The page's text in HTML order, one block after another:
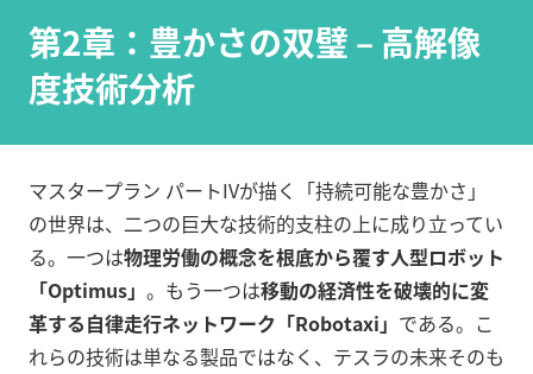
第2章：豊かさの双璧 – 高解像
度技術分析
マスタープラン パートIVが描く「持続可能な豊かさ」
の世界は、二つの巨大な技術的支柱の上に成り立ってい
る。一つは物理労働の概念を根底から覆す人型ロボット
「Optimus」 。もう一つは移動の経済性を破壊的に変
革する自律走行ネットワーク「Robotaxi」 である。こ
れらの技術は単なる製品ではなく、テスラの未来そのも